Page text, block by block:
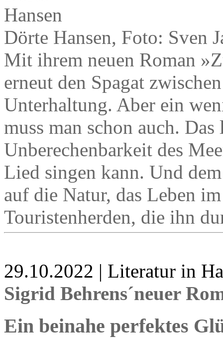
Dörte Hansen, Foto: Sven
Mit ihrem neuen Roman
erneut den Spagat
Unterhaltung. Aber ein
muss man schon auch.
Unberechenbarkeit des
Lied singen kann. Und
auf die Natur, das Leben
Touristenherden, die ihn
29.10.2022 | Literatur in
Sigrid Behrens´neuer
Ein beinahe perfektes